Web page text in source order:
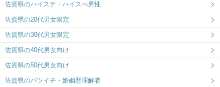
佐賀県のハイステ・ハイスぺ男性
佐賀県の20代男女限定
佐賀県の30代男女限定
佐賀県の40代男女向け
佐賀県の50代男女向け
佐賀県のバツイチ・婚姻歴理解者